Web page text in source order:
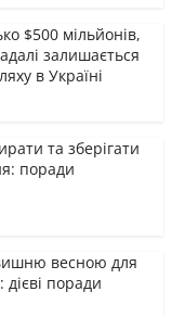
$500 мільйонів,
залишається
в Україні
та зберігати
поради
весною для
поради